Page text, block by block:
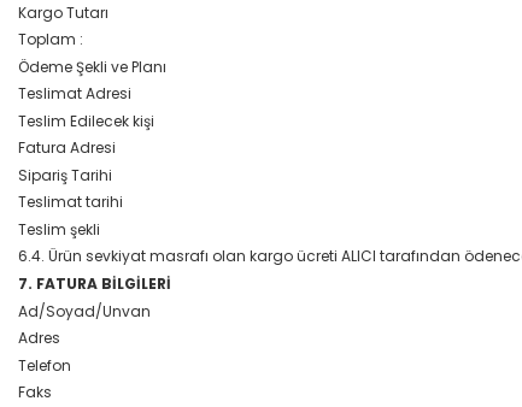
Kargo Tutarı
Toplam :
Ödeme Şekli ve Planı
Teslimat Adresi
Teslim Edilecek kişi
Fatura Adresi
Sipariş Tarihi
Teslimat tarihi
Teslim şekli
6.4. Ürün sevkiyat masrafı olan kargo ücreti ALICI tarafından
7. FATURA BİLGİLERİ
Ad/Soyad/Unvan
Adres
Telefon
Faks